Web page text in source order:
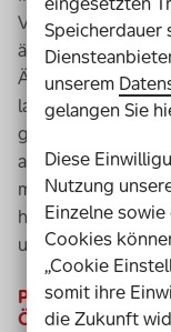
Viele gaben mir
ähnlichen
Ärger und
lange nicht alle
große
auch viele Leute,
meiner
haben, indem sie
und so den Druck
Positive
Öffentlichkeit
Speicherdauer
unserem
gelangen Sie
Diese
Nutzung
Einzelne
Cookies
„Cookie
somit ihre
die Zukunft